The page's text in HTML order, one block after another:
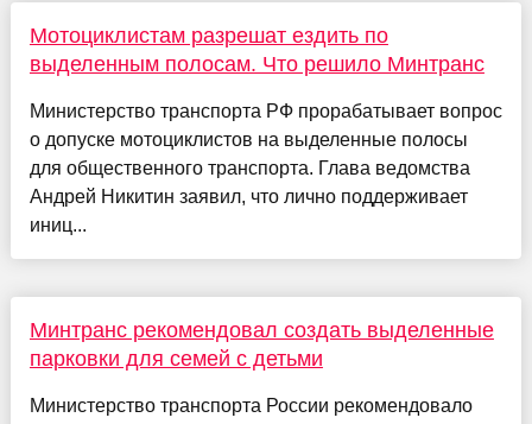
Мотоциклистам разрешат ездить по
выделенным полосам. Что решило Минтранс
Министерство транспорта РФ прорабатывает вопрос
о допуске мотоциклистов на выделенные полосы
для общественного транспорта. Глава ведомства
Андрей Никитин заявил, что лично поддерживает
иниц...
Минтранс рекомендовал создать выделенные
парковки для семей с детьми
Министерство транспорта России рекомендовало